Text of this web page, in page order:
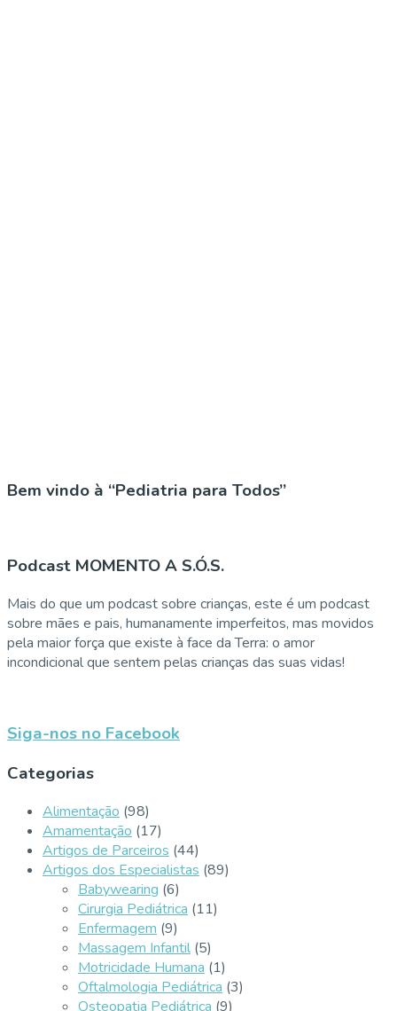
Bem vindo à “Pediatria para Todos”
Podcast MOMENTO A S.Ó.S.
Mais do que um podcast sobre crianças, este é um podcast
sobre mães e pais, humanamente imperfeitos, mas movidos
pela maior força que existe à face da Terra: o amor
incondicional que sentem pelas crianças das suas vidas!
Siga-nos no Facebook
Categorias
Alimentação (98)
Amamentação (17)
Artigos de Parceiros (44)
Artigos dos Especialistas (89)
Babywearing (6)
Cirurgia Pediátrica (11)
Enfermagem (9)
Massagem Infantil (5)
Motricidade Humana (1)
Oftalmologia Pediátrica (3)
Osteopatia Pediátrica (9)